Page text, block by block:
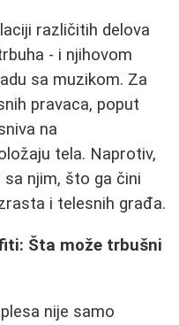
različitih delova
- i njihovom
sa muzikom. Za
pravaca, poput
na
tela. Naprotiv,
njim, što ga čini
i telesnih građa.
Šta može trbušni
nije samo